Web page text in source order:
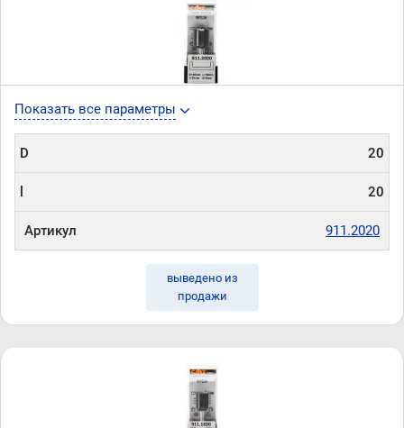
Показать все параметры
D 20
20
Артикул 911.2020
выведено из
продажи